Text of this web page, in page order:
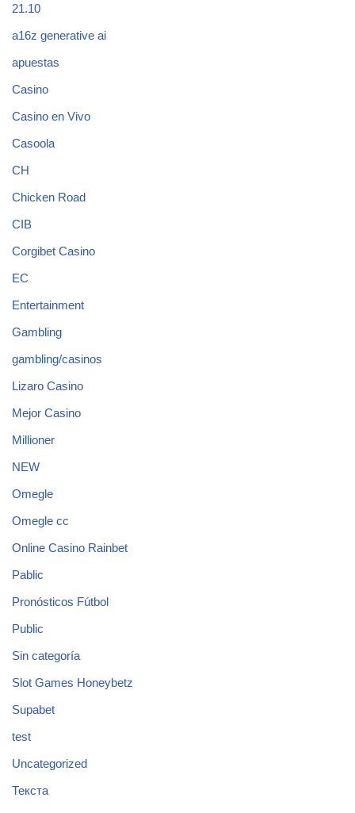
21.10
a16z generative ai
apuestas
Casino
Casino en Vivo
Casoola
CH
Chicken Road
CIB
Corgibet Casino
EC
Entertainment
Gambling
gambling/casinos
Lizaro Casino
Mejor Casino
Millioner
NEW
Omegle
Omegle cc
Online Casino Rainbet
Pablic
Pronósticos Fútbol
Public
Sin categoría
Slot Games Honeybetz
Supabet
test
Uncategorized
Текста